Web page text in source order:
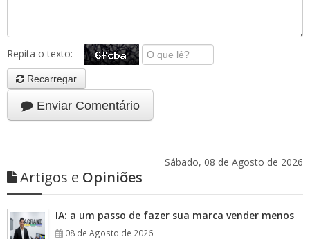
Repita o texto:
Recarregar
Enviar Comentário
Sábado, 08 de Agosto de 2026
Artigos e Opiniões
IA: a um passo de fazer sua marca vender menos
08 de Agosto de 2026